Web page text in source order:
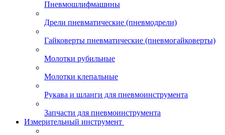
Пневмошлифмашины
Дрели пневматические (пневмодрели)
Гайковерты пневматические (пневмогайковерты)
Молотки рубильные
Молотки клепальные
Рукава и шланги для пневмоинструмента
Запчасти для пневмоинструмента
Измерительный инструмент